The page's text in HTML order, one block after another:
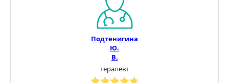
Подтенигина
Ю.
В.
терапевт